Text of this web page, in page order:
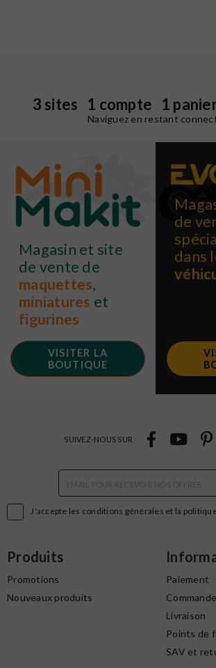
3 sites 1 compte 1
Naviguez en restant
Magasin et site
de vente de
maquettes,
miniatures et
figurines
VISITER LA
BOUTIQUE
de
dans
J'accepte les conditions générales et la
SUIVEZ-NOUS SUR
Produits
Promotions
Nouveaux produits
Paiement
Commande
Livraison
Points de
SAV et